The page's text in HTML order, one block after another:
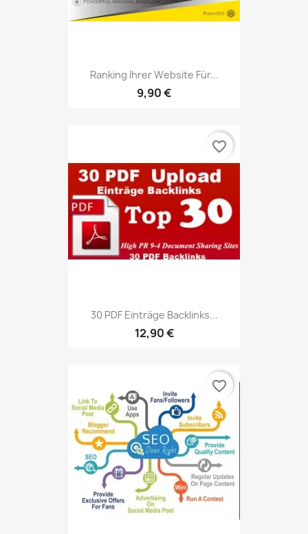
Ranking Ihrer Website Für...
9,90 €
30 PDF Einträge Backlinks...
12,90 €
favorite_border
favorite_border